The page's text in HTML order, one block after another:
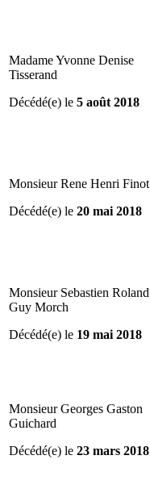
Madame Yvonne Denise
Tisserand
Décédé(e) le 5 août 2018
Monsieur Rene Henri Finot
Décédé(e) le 20 mai 2018
Monsieur Sebastien Roland
Guy Morch
Décédé(e) le 19 mai 2018
Monsieur Georges Gaston
Guichard
Décédé(e) le 23 mars 2018